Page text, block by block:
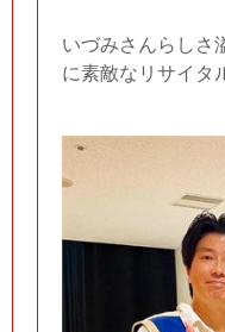
いづみさんらしさ
に素敵なリサイタ